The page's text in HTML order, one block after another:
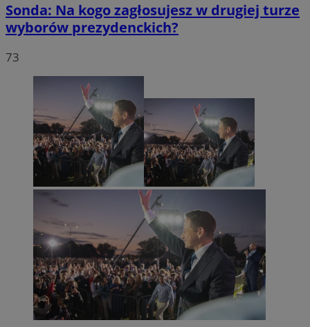
Sonda: Na kogo zagłosujesz w drugiej turze
wyborów prezydenckich?
73